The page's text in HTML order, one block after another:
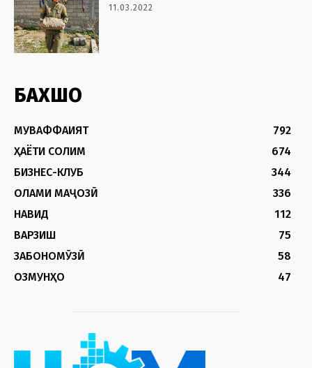
11.03.2022
БАХШҲО
МУВАФФАҚИЯТ
792
ҲАЁТИ СОЛИМ
674
БИЗНЕС-КЛУБ
344
ОЛАМИ МАҶОЗӢ
336
НАВИД
112
ВАРЗИШ
75
ЗАБОНОМӮЗӢ
58
ОЗМУНҲО
47